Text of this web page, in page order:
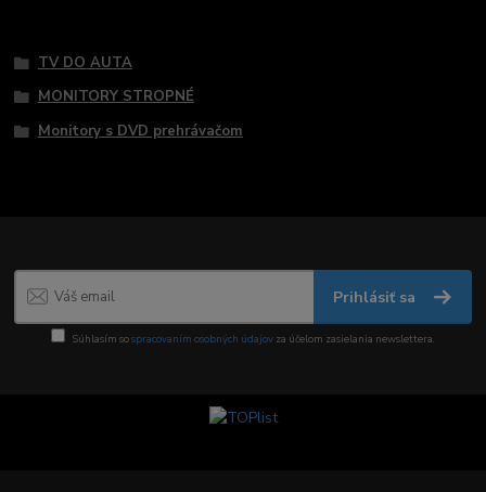
TV DO AUTA
MONITORY STROPNÉ
Monitory s DVD prehrávačom
Prihlásiť sa
Súhlasím sospracovaním osobných údajov za účelom zasielania newslettera.